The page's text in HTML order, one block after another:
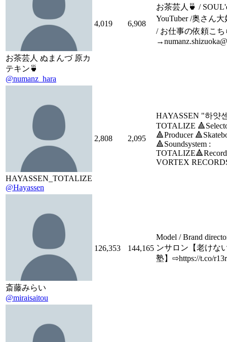
お茶芸人 ぬまんづ 原カ
テキン🍵
@numanz_hara
4,019 6,908
お茶芸人🍵 /
YouTuber /奥さん
/ お仕事の依頼こち
HAYASSEN_TOTALIZE
@Hayassen
2,808 2,095
HAYASSEN "하얏
TOTALIZE
🔺Producer
🔺Soundsystem :
VORTEX
斎藤みらい
@miraisaitou
126,353 144,165
Model / Brand
ンサロン【老けな
塾】⇨https://t.co/